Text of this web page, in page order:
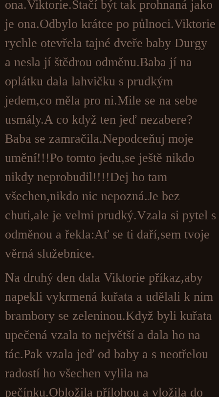
ona.Viktorie.Stačí být tak prohnaná jako
je ona.Odbylo krátce po půlnoci.Viktorie
rychle otevřela tajné dveře baby Durgy
a nesla jí štědrou odměnu.Baba jí na
oplátku dala lahvičku s prudkým
jedem,co měla pro ni.Mile se na sebe
usmály.A co když ten jeď nezabere?
Baba se zamračila.Nepodceňuj moje
umění!!!Po tomto jedu,se ještě nikdo
nikdy neprobudil!!!!Dej ho tam
všechen,nikdo nic nepozná.Je bez
chuti,ale je velmi prudký.Vzala si pytel s
odměnou a řekla:Ať se ti daří,sem tvoje
věrná služebnice.
Na druhý den dala Viktorie příkaz,aby
napekli vykrmená kuřata a udělali k nim
brambory se zeleninou.Když byli kuřata
upečená vzala to největší a dala ho na
tác.Pak vzala jeď od baby a s neotřelou
radostí ho všechen vylila na
pečínku.Obložila přílohou a vložila do